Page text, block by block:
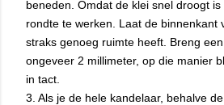
beneden. Omdat de klei snel droogt
rondte te werken. Laat de binnenkant
straks genoeg ruimte heeft. Breng
ongeveer 2 millimeter, op die manier
in tact.
3. Als je de hele kandelaar, behalve